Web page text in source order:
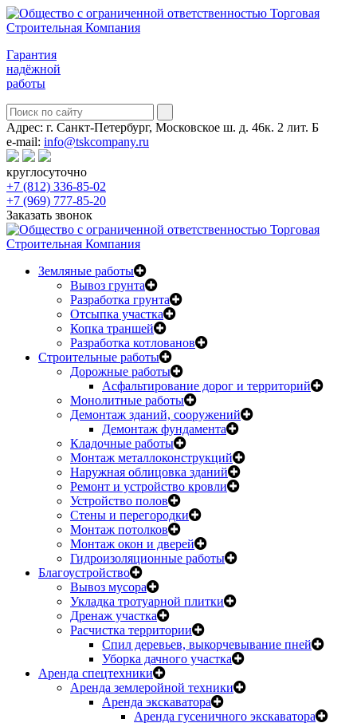
Гарантия
надёжной
работы
Адрес: г. Санкт-Петербург, Московское ш. д. 46к. 2 лит. Б
e-mail: info@tskcompany.ru
круглосуточно
+7 (812) 336-85-02
+7 (969) 777-85-20
Заказать звонок
Земляные работы
Вывоз грунта
Разработка грунта
Отсыпка участка
Копка траншей
Разработка котлованов
Строительные работы
Дорожные работы
Асфальтирование дорог и территорий
Монолитные работы
Демонтаж зданий, сооружений
Демонтаж фундамента
Кладочные работы
Монтаж металлоконструкций
Наружная облицовка зданий
Ремонт и устройство кровли
Устройство полов
Стены и перегородки
Монтаж потолков
Монтаж окон и дверей
Гидроизоляционные работы
Благоустройство
Вывоз мусора
Укладка тротуарной плитки
Дренаж участка
Расчистка территории
Спил деревьев, выкорчевывание пней
Уборка дачного участка
Аренда спецтехники
Аренда землеройной техники
Аренда экскаватора
Аренда гусеничного экскаватора